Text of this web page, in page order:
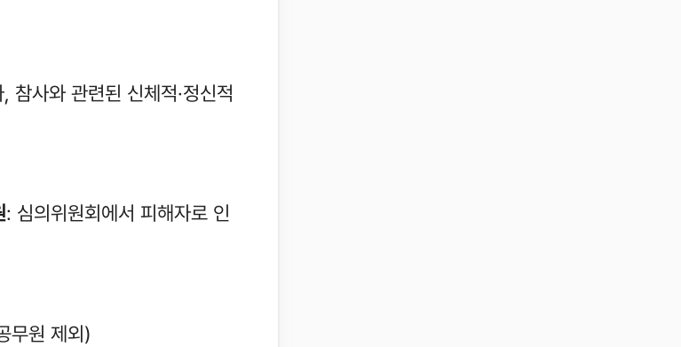
참사와 관련된 신체적·정신적
: 심의위원회에서 피해자로 인
무원 제외)